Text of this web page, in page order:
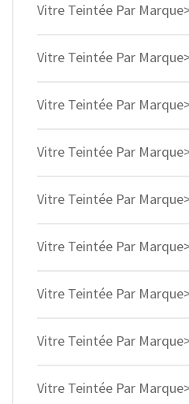
Vitre Teintée Par
Vitre Teintée Par
Vitre Teintée Par
Vitre Teintée Par
Vitre Teintée Par
Vitre Teintée Par
Vitre Teintée Par
Vitre Teintée Par
Vitre Teintée Par